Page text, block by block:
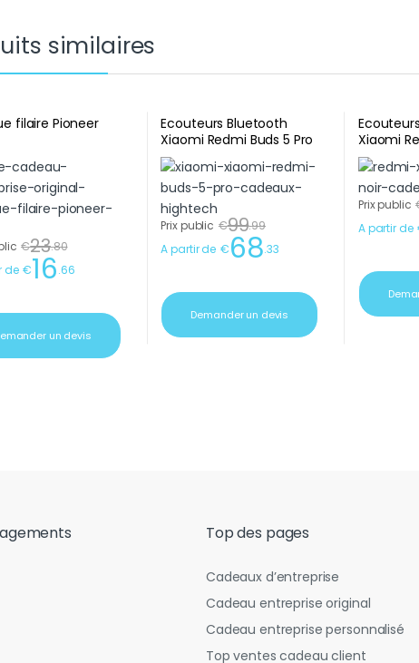
similaires
filaire Pioneer
€23.80
de €16.66
un devis
Ecouteurs Bluetooth
Xiaomi Redmi Buds 5 Pro
Blanc cadeaux d’entreprise
Prix public €99.99
A partir de €68.33
Demander un devis
Xiaomi
cadeaux
Prix public
A partir de
Top des pages
Cadeaux d’entreprise
Cadeau entreprise original
Cadeau entreprise personnalisé
Top ventes cadeau client